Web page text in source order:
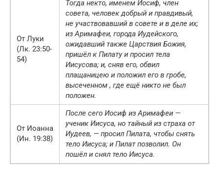
От Луки
(Лк. 23:50-
54)
Тогда некто, именем Иосиф, член
совета, человек добрый и правдивый,
не участвовавший в совете и в деле их;
из Аримафеи, города Иудейского,
ожидавший также Царствия Божия,
пришёл к Пилату и просил тела
Иисусова; и, сняв его, обвил
плащаницею и положил его в гробе,
высеченном , где ещё никто не был
положен.
От Иоанна
(Ин. 19:38)
После сего Иосиф из Аримафеи —
ученик Иисуса, но тайный из страха от
Иудеев, — просил Пилата, чтобы снять
тело Иисуса; и Пилат позволил. Он
пошёл и снял тело Иисуса.